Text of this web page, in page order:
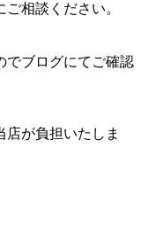
相談ください。
でブログにてご確認
店が負担いたしま